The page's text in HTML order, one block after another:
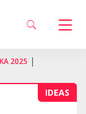
2025 |
IDEAS